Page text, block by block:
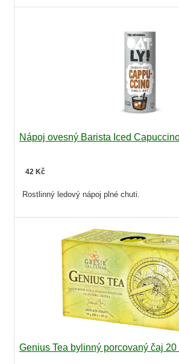
Nápoj ovesný Barista Iced
42 Kč
Rostlinný ledový nápoj plné chuti.
Genius Tea bylinný porcovaný čaj 20